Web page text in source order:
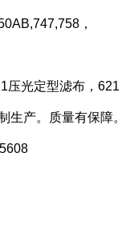
，
压光定型滤布，621
生产。质量有保障。